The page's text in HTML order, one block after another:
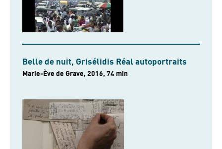
Belle de nuit, Grisélidis Réal autoportraits
Marie-Ève de Grave, 2016, 74 min